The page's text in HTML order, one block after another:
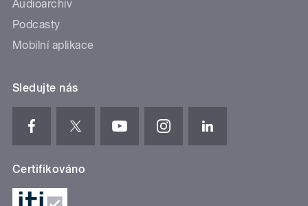
Audioarchiv
Podcasty
Mobilní aplikace
Sledujte nás
Certifikováno